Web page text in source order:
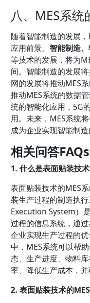
八、MES系统
随着智能制造的发展
应用前景。智能制造
等技术的发展，将为
间。智能制造的发展
网的发展将推动MES
推动MES系统的数据
统的智能化应用，5G
用。未来，MES系统
成为企业实现智能制造
相关问答FAQs
1. 什么是表面贴装技
表面贴装技术的MES
装生产过程的制造执
Execution System）
过程的信息系统，通
企业实现生产过程的
中，MES系统可以帮
态、生产进度、物料
率、降低生产成本，并
2. 表面贴装技术的